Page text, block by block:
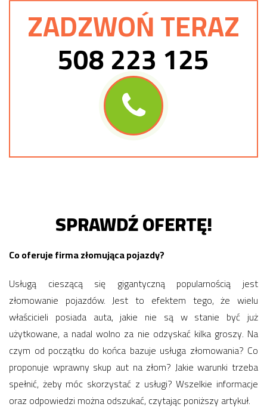
ZADZWOŃ TERAZ
508 223 125
SPRAWDŹ OFERTĘ!
Co oferuje firma złomująca pojazdy?
Usługą cieszącą się gigantyczną popularnością jest
złomowanie pojazdów. Jest to efektem tego, że wielu
właścicieli posiada auta, jakie nie są w stanie być już
użytkowane, a nadal wolno za nie odzyskać kilka groszy. Na
czym od początku do końca bazuje usługa złomowania? Co
proponuje wprawny skup aut na złom? Jakie warunki trzeba
spełnić, żeby móc skorzystać z usługi? Wszelkie informacje
oraz odpowiedzi można odszukać, czytając poniższy artykuł.